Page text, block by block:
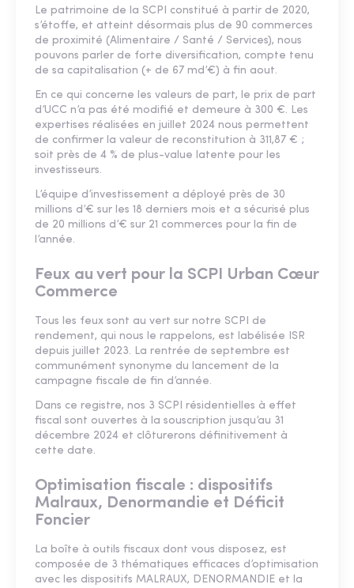
Le patrimoine de la SCPI constitué à partir de 2020,
s’étoffe, et atteint désormais plus de 90 commerces
de proximité (Alimentaire / Santé / Services), nous
pouvons parler de forte diversification, compte tenu
de sa capitalisation (+ de 67 md’€) à fin aout.
En ce qui concerne les valeurs de part, le prix de part
d’UCC n’a pas été modifié et demeure à 300 €. Les
expertises réalisées en juillet 2024 nous permettent
de confirmer la valeur de reconstitution à 311,87 € ;
soit près de 4 % de plus-value latente pour les
investisseurs.
L’équipe d’investissement a déployé près de 30
millions d’€ sur les 18 derniers mois et a sécurisé plus
de 20 millions d’€ sur 21 commerces pour la fin de
l’année.
Feux au vert pour la SCPI Urban Cœur
Commerce
Tous les feux sont au vert sur notre SCPI de
rendement, qui nous le rappelons, est labélisée ISR
depuis juillet 2023. La rentrée de septembre est
communément synonyme du lancement de la
campagne fiscale de fin d’année.
Dans ce registre, nos 3 SCPI résidentielles à effet
fiscal sont ouvertes à la souscription jusqu’au 31
décembre 2024 et clôturerons définitivement à
cette date.
Optimisation fiscale : dispositifs
Malraux, Denormandie et Déficit
Foncier
La boîte à outils fiscaux dont vous disposez, est
composée de 3 thématiques efficaces d’optimisation
avec les dispositifs MALRAUX, DENORMANDIE et la